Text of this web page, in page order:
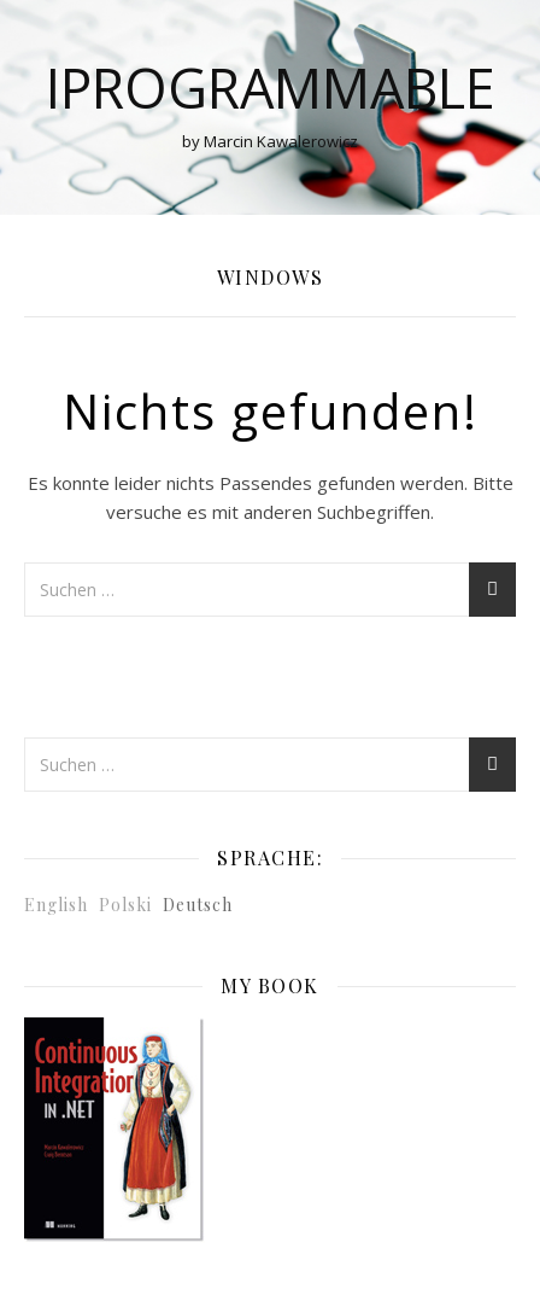
IPROGRAMMABLE
by Marcin Kawalerowicz
WINDOWS
Nichts gefunden!
Es konnte leider nichts Passendes gefunden werden. Bitte
versuche es mit anderen Suchbegriffen.
SPRACHE:
English Polski Deutsch
MY BOOK